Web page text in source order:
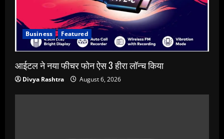
Business Featured
आईटल ने नया फीचर फोन ऐस 3 हीरा लॉन्च किया
Divya Rashtra August 6, 2026